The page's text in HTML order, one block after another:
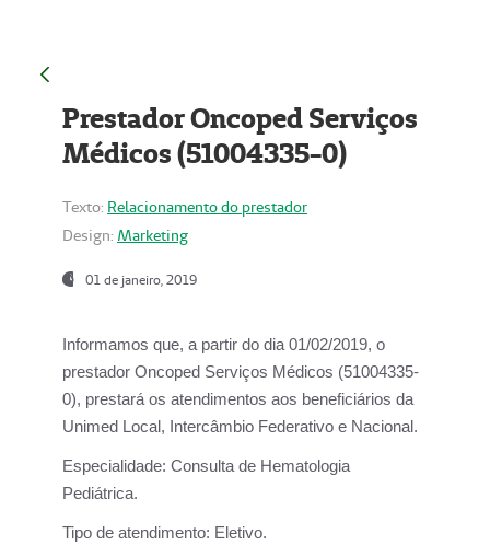
Prestador Oncoped Serviços
Médicos (51004335-0)
Texto: Relacionamento do prestador
Design: Marketing
01 de janeiro, 2019
Informamos que, a partir do dia 01/02/2019, o
prestador Oncoped Serviços Médicos (51004335-
0), prestará os atendimentos aos beneficiários da
Unimed Local, Intercâmbio Federativo e Nacional.
Especialidade: Consulta de Hematologia
Pediátrica.
Tipo de atendimento: Eletivo.